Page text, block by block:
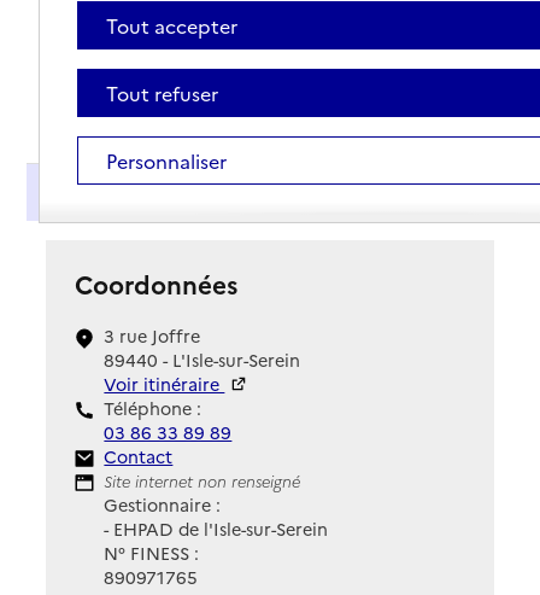
Présentation
Coordonnées
3 rue Joffre
89440 - L'Isle-sur-Serein
Voir itinéraire
Téléphone :
03 86 33 89 89
Contact
Contact
Site Internet
Site internet non renseigné
Gestionnaire :
- EHPAD de l'Isle-sur-Serein
N° FINESS :
890971765
Tout accepter
Tout refuser
Personnaliser